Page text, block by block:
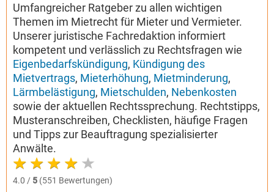
Umfangreicher Ratgeber zu allen wichtigen
Themen im Mietrecht für Mieter und Vermieter.
Unserer juristische Fachredaktion informiert
kompetent und verlässlich zu Rechtsfragen wie
Eigenbedarfskündigung, Kündigung des
Mietvertrags, Mieterhöhung, Mietminderung,
Lärmbelästigung, Mietschulden, Nebenkosten
sowie der aktuellen Rechtssprechung. Rechtstipps,
Musteranschreiben, Checklisten, häufige Fragen
und Tipps zur Beauftragung spezialisierter
Anwälte.
4.0 / 5 (551 Bewertungen)